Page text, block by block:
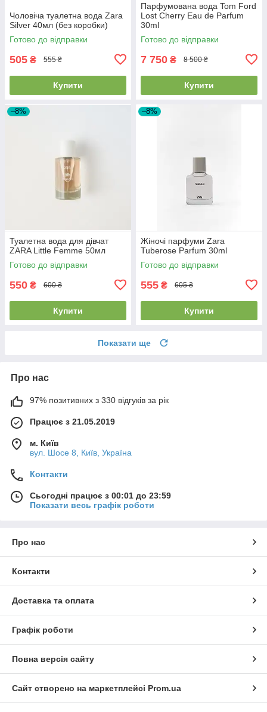
Чоловіча туалетна вода Zara
Silver 40мл (без коробки)
Готово до відправки
505 ₴ 555 ₴
Купити
Парфумована вода Tom Ford
Lost Cherry Eau de Parfum
30ml
Готово до відправки
7 750 ₴ 8 500 ₴
Купити
–8%
Туалетна вода для дівчат
ZARA Little Femme 50мл
Готово до відправки
550 ₴ 600 ₴
Купити
–8%
Жіночі парфуми Zara
Tuberose Parfum 30ml
Готово до відправки
555 ₴ 605 ₴
Купити
Показати ще
Про нас
97% позитивних з 330 відгуків за рік
Працює з 21.05.2019
м. Київ
вул. Шосе 8, Київ, Україна
Контакти
Сьогодні працює з 00:01 до 23:59
Показати весь графік роботи
Про нас
Контакти
Доставка та оплата
Графік роботи
Повна версія сайту
Сайт створено на маркетплейсі Prom.ua